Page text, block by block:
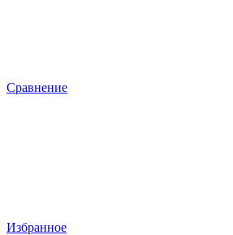
Сравнение
Избранное